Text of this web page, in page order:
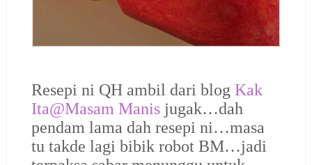
Resepi ni QH ambil dari blog Kak
Ita@Masam Manisjugak…dah
pendam lama dah resepi ni…masa
tu takde lagi bibik robot BM…jadi